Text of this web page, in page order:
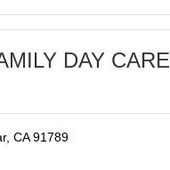
DAY CARE
CA 91789